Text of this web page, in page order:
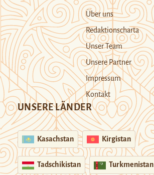
Über uns
Redaktionscharta
Unser Team
Unsere Partner
Impressum
Kontakt
UNSERE LÄNDER
Kasachstan Kirgistan
Tadschikistan Turkmenistan